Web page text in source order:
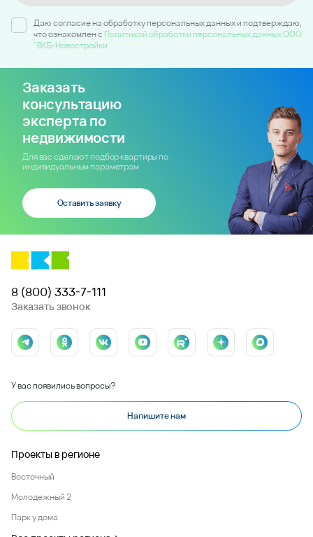
Даю согласие на обработку персональных данных и подтверждаю,
что ознакомлен c Политикой обработки персональных данных ООО
"ВКБ-Новостройки
Заказать
консультацию
эксперта по
недвижимости
Для вас сделают подбор квартиры по
индивидуальным параметрам
Оставить заявку
8 (800) 333-7-111
Заказать звонок
У вас появились вопросы?
Напишите нам
Проекты в регионе
Восточный
Молодежный 2
Парк у дома